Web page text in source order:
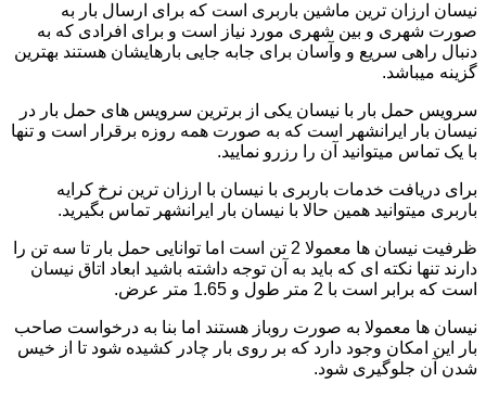
نیسان ارزان ترین ماشین باربری است که برای ارسال بار به
صورت شهری و بین شهری مورد نیاز است و برای افرادی که به
دنبال راهی سریع و وآسان برای جابه جایی بارهایشان هستند بهترین
گزینه میباشد.
سرویس حمل بار با نیسان یکی از برترین سرویس های حمل بار در
نیسان بار ایرانشهر است که به صورت همه روزه برقرار است و تنها
با یک تماس میتوانید آن را رزرو نمایید.
برای دریافت خدمات باربری با نیسان با ارزان ترین نرخ کرایه
باربری میتوانید همین حالا با نیسان بار ایرانشهر تماس بگیرید.
ظرفیت نیسان ها معمولا 2 تن است اما توانایی حمل بار تا سه تن را
دارند تنها نکته ای که باید به آن توجه داشته باشید ابعاد اتاق نیسان
است که برابر است با 2 متر طول و 1.65 متر عرض.
نیسان ها معمولا به صورت روباز هستند اما بنا به درخواست صاحب
بار این امکان وجود دارد که بر روی بار چادر کشیده شود تا از خیس
شدن آن جلوگیری شود.